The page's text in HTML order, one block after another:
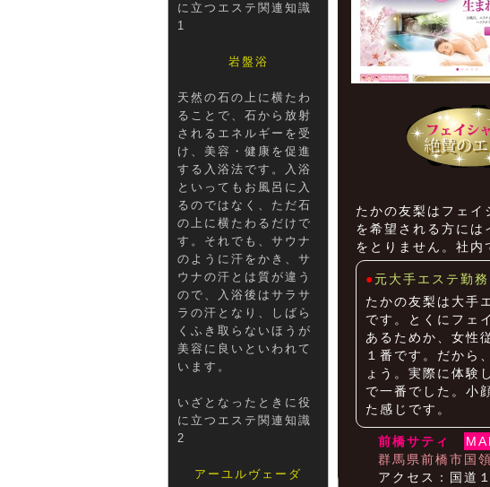
に立つエステ関連知識
1
岩盤浴
天然の石の上に横たわ
ることで、石から放射
されるエネルギーを受
け、美容・健康を促進
する入浴法です。入浴
といってもお風呂に入
るのではなく、ただ石
の上に横たわるだけで
す。それでも、サウナ
のように汗をかき、サ
ウナの汗とは質が違う
ので、入浴後はサラサ
ラの汗となり、しばら
くふき取らないほうが
美容に良いといわれて
います。
いざとなったときに役
に立つエステ関連知識
2
アーユルヴェーダ
たかの友梨はフェイ
を希望される方には
をとりません。社内
●元大手エステ勤
たかの友梨は大手
です。とくにフェ
あるためか、女性
１番です。だから
ょう。実際に体験
で一番でした。小
た感じです。
前橋サティ
群馬県前橋市国
アクセス：国道